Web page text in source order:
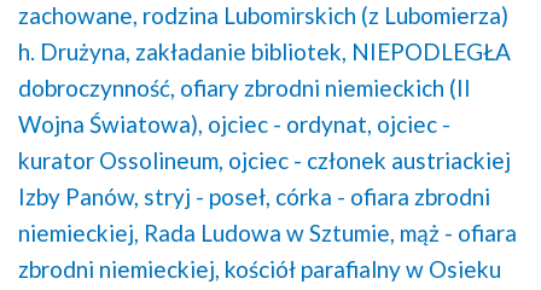
zachowane, rodzina Lubomirskich (z Lubomierza)
h. Drużyna, zakładanie bibliotek, NIEPODLEGŁA
dobroczynność, ofiary zbrodni niemieckich (II
Wojna Światowa), ojciec - ordynat, ojciec -
kurator Ossolineum, ojciec - członek austriackiej
Izby Panów, stryj - poseł, córka - ofiara zbrodni
niemieckiej, Rada Ludowa w Sztumie, mąż - ofiara
zbrodni niemieckiej, kościół parafialny w Osieku